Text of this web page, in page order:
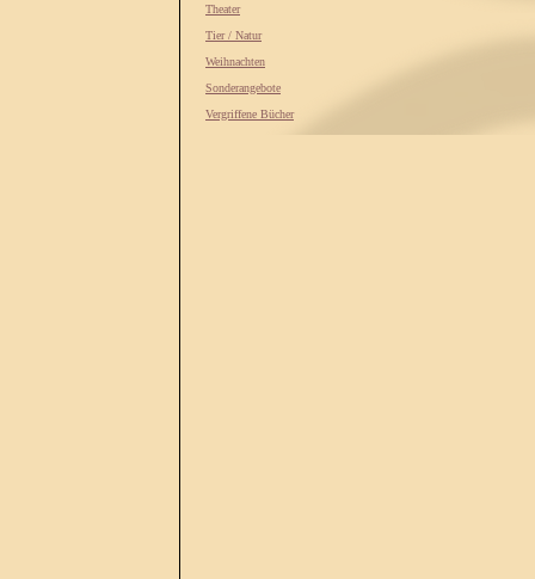
Theater
Tier / Natur
Weihnachten
Sonderangebote
Vergriffene Bücher